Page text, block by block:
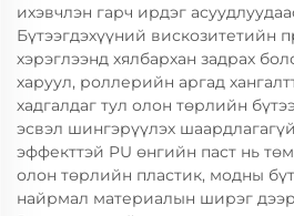
ихэвчлэн гарч ирдэг
Бүтээгдэхүүний вискозитетийн
хэрэглээнд хялбархан задрах
харуул, роллерийн аргад
хадгалдаг тул олон төрлийн
эсвэл шингэрүүлэх
эффекттэй PU өнгийн паст нь
олон төрлийн пластик, модны
найрмал материалын ширэг